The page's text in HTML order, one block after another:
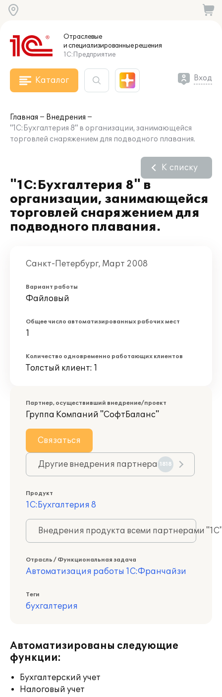
Отраслевые
и специализированныерешения
1С:Предприятие
Каталог Вход
Главная
Внедрения
"1С:Бухгалтерия 8" в организации, занимающейся
торговлей снаряжением для подводного плавания.
"1С:Бухгалтерия 8" в
организации, занимающейся
торговлей снаряжением для
подводного плавания.
К списку
Санкт-Петербург, Март 2008
Вариант работы
Файловый
Общее число автоматизированных рабочих мест
1
Количество одновременно работающих клиентов
Толстый клиент: 1
Партнер, осуществивший внедрение/проект
Группа Компаний "СофтБаланс"
Связаться
Другие внедрения партнера 1818
Продукт
1С:Бухгалтерия 8
Внедрения продукта всеми партнерами
Отрасль / Функциональная задача
Автоматизация работы 1С:Франчайзи
Теги
бухгалтерия
Автоматизированы следующие
функции:
Бухгалтерский учет
Налоговый учет